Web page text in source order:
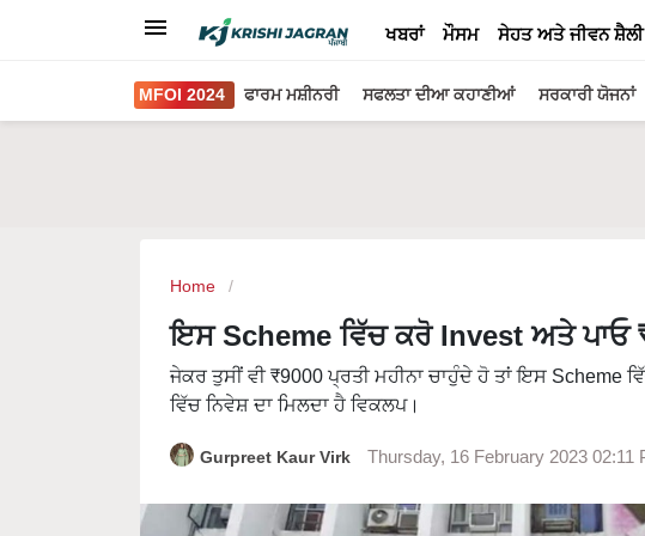
ਖਬਰਾਂ ਮੌਸਮ ਸੇਹਤ ਅਤੇ ਜੀਵਨ ਸ਼ੈਲੀ
MFOI 2024 ਫਾਰਮ ਮਸ਼ੀਨਰੀ ਸਫਲਤਾ ਦੀਆ ਕਹਾਣੀਆਂ ਸਰਕਾਰੀ ਯੋਜਨਾਂ
Home
ਇਸ Scheme ਵਿੱਚ ਕਰੋ Invest ਅਤੇ ਪਾਓ
ਜੇਕਰ ਤੁਸੀਂ ਵੀ ₹9000 ਪ੍ਰਤੀ ਮਹੀਨਾ ਚਾਹੁੰਦੇ ਹੋ ਤਾਂ ਇਸ Scheme
ਵਿੱਚ ਨਿਵੇਸ਼ ਦਾ ਮਿਲਦਾ ਹੈ ਵਿਕਲਪ।
Gurpreet Kaur Virk Thursday, 16 February 2023 02:11